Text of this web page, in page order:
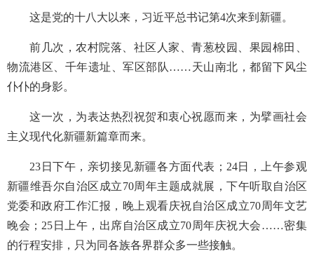
这是党的十八大以来，习近平总书记第4次来到新疆。
前几次，农村院落、社区人家、青葱校园、果园棉田、
物流港区、千年遗址、军区部队……天山南北，都留下风尘
仆仆的身影。
这一次，为表达热烈祝贺和衷心祝愿而来，为擘画社会
主义现代化新疆新篇章而来。
23日下午，亲切接见新疆各方面代表；24日，上午参观
新疆维吾尔自治区成立70周年主题成就展，下午听取自治区
党委和政府工作汇报，晚上观看庆祝自治区成立70周年文艺
晚会；25日上午，出席自治区成立70周年庆祝大会……密集
的行程安排，只为同各族各界群众多一些接触。